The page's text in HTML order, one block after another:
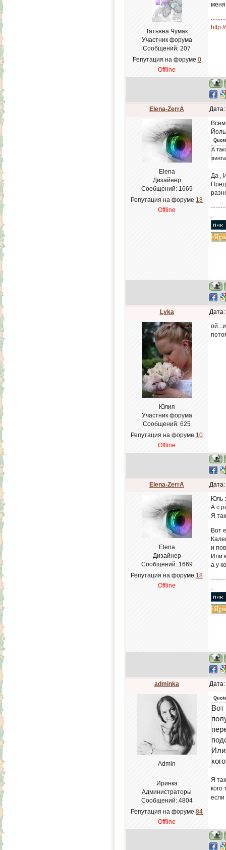
Татьяна Чумак
Участник форума
Сообщений: 207
Репутация на форуме 0
Offline
Elena-ZerrA
Elena
Дизайнер
Сообщений: 1669
Репутация на форуме 18
Offline
А
Да ,
.
Lyka
Юлия
Участник форума
Сообщений: 625
Репутация на форуме 10
Offline
Elena-ZerrA
Elena
Дизайнер
Сообщений: 1669
Репутация на форуме 18
Offline
Юль
А с
Я
Bот
и
Или
а у
.
adminka
Admin
Иринка
Администраторы
Сообщений: 4804
Репутация на форуме 84
Offline
Или
Я
кого